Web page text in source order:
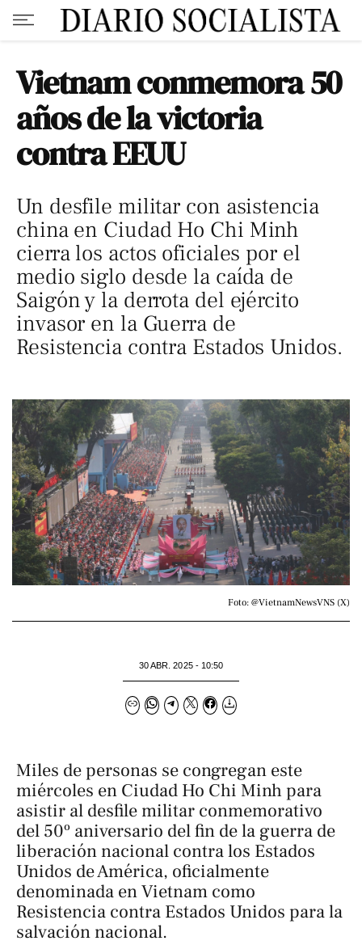
Vietnam conmemora 50
años de la victoria
contra EEUU
Un desfile militar con asistencia
china en Ciudad Ho Chi Minh
cierra los actos oficiales por el
medio siglo desde la caída de
Saigón y la derrota del ejército
invasor en la Guerra de
Resistencia contra Estados Unidos.
Foto: @VietnamNewsVNS (X)
30 ABR. 2025 - 10:50
Miles de personas se congregan este
miércoles en Ciudad Ho Chi Minh para
asistir al desfile militar conmemorativo
del 50º aniversario del fin de la guerra de
liberación nacional contra los Estados
Unidos de América, oficialmente
denominada en Vietnam como
Resistencia contra Estados Unidos para la
salvación nacional.